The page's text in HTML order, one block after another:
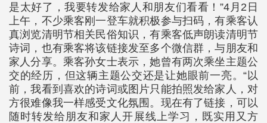
是太好了，我要转发给家人和朋友们看看！”4月2日
上午，不少乘客刚一登车就积极参与扫码，有乘客认
真浏览清明节相关民俗知识，有乘客低声朗读清明节
诗词，也有乘客将该链接发至多个微信群，与朋友和
家人分享。乘客孙女士表示，她曾有两次乘坐主题公
交的经历，但这辆主题公交还是让她眼前一亮。“以
前，我看到喜欢的诗词或图片只能拍照发给家人，对
方很难像我一样感受文化氛围。现在有了链接，可以
随时转发给朋友和家人开展线上学习，既实用又方